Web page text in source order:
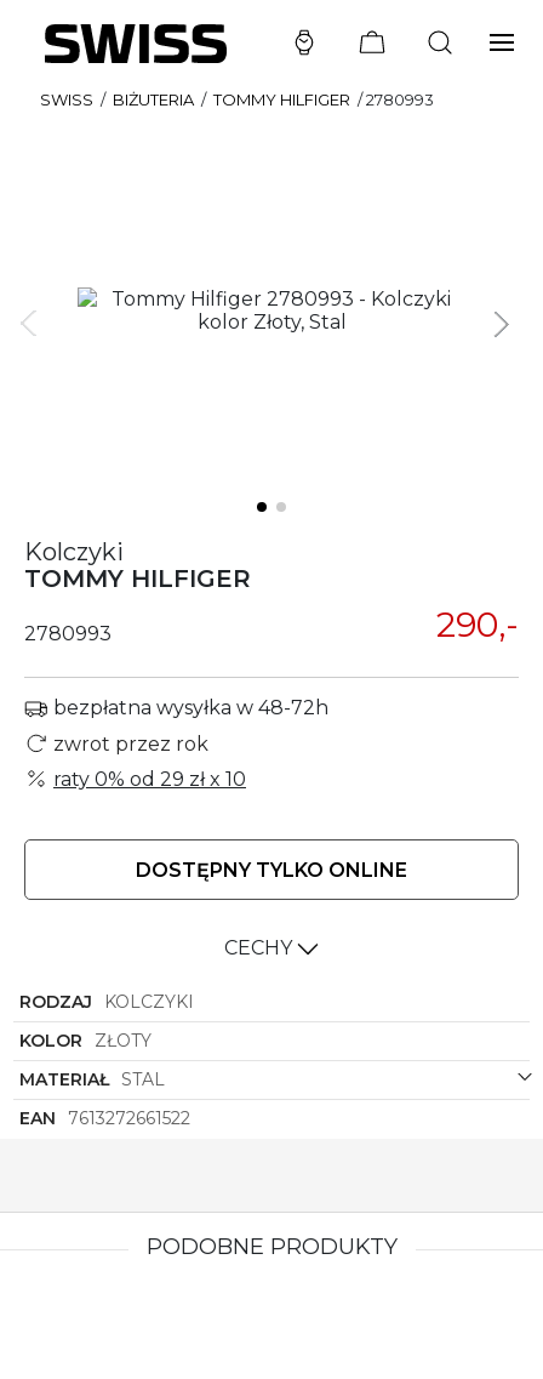
SWISS / BIŻUTERIA / TOMMY HILFIGER /2780993
Kolczyki
TOMMY HILFIGER
2780993 290,-
bezpłatna wysyłka w 48-72h
zwrot przez rok
raty 0% od 29 złx 10
DOSTĘPNY TYLKO ONLINE
CECHY
RODZAJ
KOLCZYKI
KOLOR
ZŁOTY
MATERIAŁ STAL
EAN
7613272661522
PODOBNE PRODUKTY